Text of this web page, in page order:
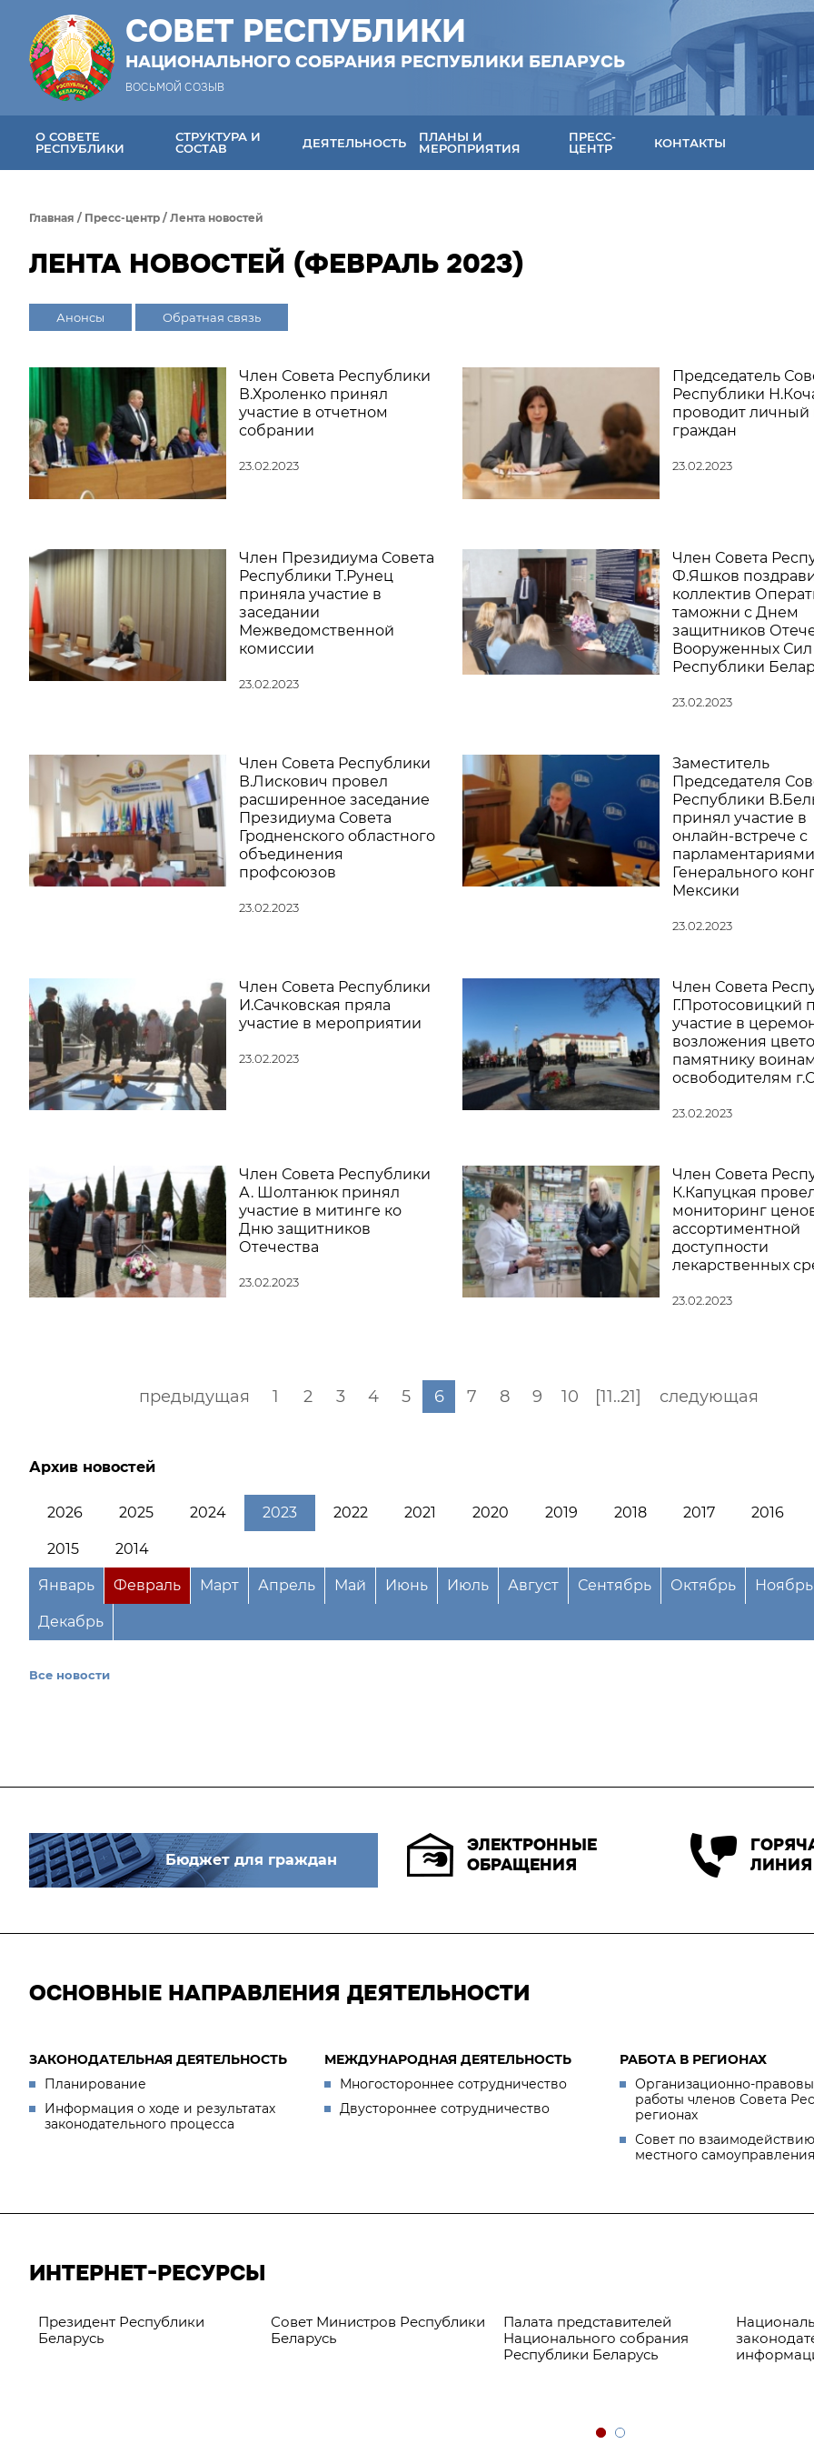
СОВЕТ РЕСПУБЛИКИ
НАЦИОНАЛЬНОГО СОБРАНИЯ РЕСПУБЛИКИ БЕЛАРУСЬ
ВОСЬМОЙ СОЗЫВ
О СОВЕТЕ
РЕСПУБЛИКИ
СТРУКТУРА И
СОСТАВ
ДЕЯТЕЛЬНОСТЬ
ПЛАНЫ И
МЕРОПРИЯТИЯ
ПРЕСС-
ЦЕНТР
КОНТАКТЫ
Главная / Пресс-центр / Лента новостей
ЛЕНТА НОВОСТЕЙ (ФЕВРАЛЬ 2023)
Анонсы Обратная связь
Член Совета Республики
В.Хроленко принял
участие в отчетном
собрании
23.02.2023
Председатель
Республики
проводит
граждан
23.02.2023
Член Президиума Совета
Республики Т.Рунец
приняла участие в
заседании
Межведомственной
комиссии
23.02.2023
Член Совета
Ф.Яшков
коллектив
таможни с Днем
защитников
Вооруженных Сил
Республики
23.02.2023
Член Совета Республики
В.Лискович провел
расширенное заседание
Президиума Совета
Гродненского областного
объединения
профсоюзов
23.02.2023
Заместитель
Председателя
Республики
принял участие в
онлайн-встрече с
парламентариями
Генерального
Мексики
23.02.2023
Член Совета Республики
И.Сачковская пряла
участие в мероприятии
23.02.2023
Член Совета
Г.Протосовицкий
участие в
возложения
памятнику
освободителям
23.02.2023
Член Совета Республики
А. Шолтанюк принял
участие в митинге ко
Дню защитников
Отечества
23.02.2023
Член Совета
К.Капуцкая
мониторинг
ассортиментной
доступности
лекарственных
23.02.2023
предыдущая 1 2 3 4 5 6 7 8 9 10 [11..21] следующая
Архив новостей
2026 2025 2024 2023 2022 2021 2020 2019 2018 2017 2016
2015 2014
Январь Февраль Март Апрель Май Июнь Июль Август Сентябрь Октябрь Ноябрь
Декабрь
Все новости
Бюджет для граждан
ЭЛЕКТРОННЫЕ
ОБРАЩЕНИЯ
ЛИНИЯ
ОСНОВНЫЕ НАПРАВЛЕНИЯ ДЕЯТЕЛЬНОСТИ
ЗАКОНОДАТЕЛЬНАЯ ДЕЯТЕЛЬНОСТЬ
Планирование
Информация о ходе и результатах
законодательного процесса
МЕЖДУНАРОДНАЯ ДЕЯТЕЛЬНОСТЬ
Многостороннее сотрудничество
Двустороннее сотрудничество
РАБОТА В РЕГИОНАХ
Организационно-
работы членов Совета
регионах
Совет по
местного самоуправления
ИНТЕРНЕТ-РЕСУРСЫ
Президент Республики
Беларусь
Совет Министров Республики
Беларусь
Палата представителей
Национального собрания
Республики Беларусь